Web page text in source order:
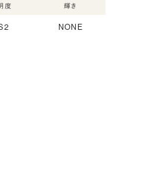
度 輝き
NONE